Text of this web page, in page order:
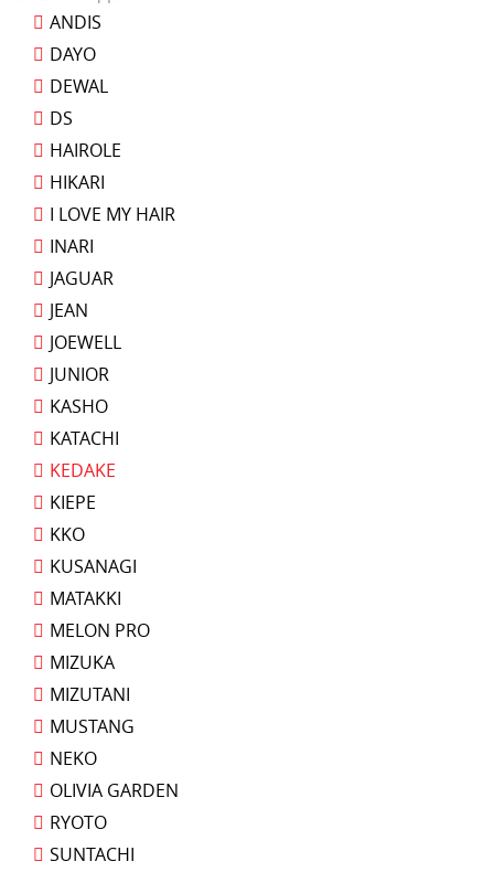
ANDIS
DAYO
DEWAL
DS
HAIROLE
HIKARI
I LOVE MY HAIR
INARI
JAGUAR
JEAN
JOEWELL
JUNIOR
KASHO
KATACHI
KEDAKE
KIEPE
KKO
KUSANAGI
MATAKKI
MELON PRO
MIZUKA
MIZUTANI
MUSTANG
NEKO
OLIVIA GARDEN
RYOTO
SUNTACHI